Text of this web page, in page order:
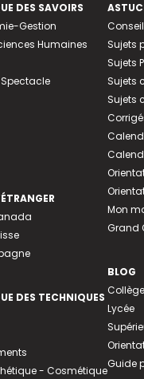
DES SAVOIRS
Gestion
Humaines
DES TECHNIQUES
- Cosmétique
Sujets
Sujets
Sujets
Sujets
Mon
Grand
BLOG
Collège
Lycée
Guide